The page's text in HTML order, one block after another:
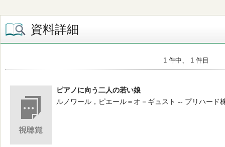
資料詳細
1 件中、 1 件目
ピアノに向う二人の若い娘
ルノワール，ピエール＝オ－ギュスト -- プリハード